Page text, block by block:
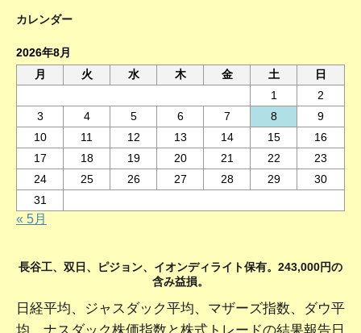
カレンダー
2026年8月
月
火 水 木 金 土
日
1
2
3
4 5 6 7 8
9
10
11 12 13 14 15
16
17
18 19 20 21 22
23
24
25 26 27 28 29
30
31
« 5月
長谷工、双日、ピジョン、イオンディライト保有。243,000円の
含み益損。
日経平均、ジャスダック平均、マザーズ指数、ダウ平